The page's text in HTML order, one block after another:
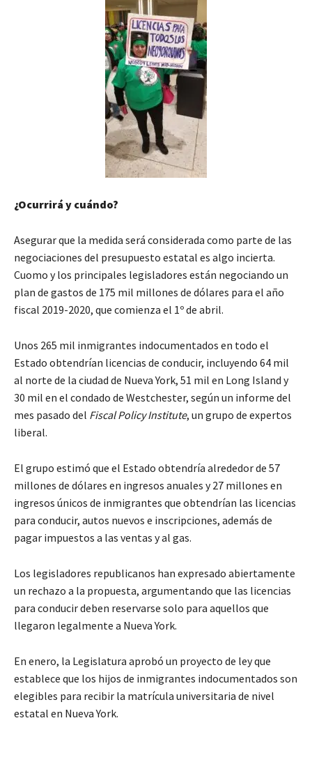
¿Ocurrirá y cuándo?
Asegurar que la medida será considerada como parte de las
negociaciones del presupuesto estatal es algo incierta.
Cuomo y los principales legisladores están negociando un
plan de gastos de 175 mil millones de dólares para el año
fiscal 2019-2020, que comienza el 1º de abril.
Unos 265 mil inmigrantes indocumentados en todo el
Estado obtendrían licencias de conducir, incluyendo 64 mil
al norte de la ciudad de Nueva York, 51 mil en Long Island y
30 mil en el condado de Westchester, según un informe del
mes pasado del Fiscal Policy Institute, un grupo de expertos
liberal.
El grupo estimó que el Estado obtendría alrededor de 57
millones de dólares en ingresos anuales y 27 millones en
ingresos únicos de inmigrantes que obtendrían las licencias
para conducir, autos nuevos e inscripciones, además de
pagar impuestos a las ventas y al gas.
Los legisladores republicanos han expresado abiertamente
un rechazo a la propuesta, argumentando que las licencias
para conducir deben reservarse solo para aquellos que
llegaron legalmente a Nueva York.
En enero, la Legislatura aprobó un proyecto de ley que
establece que los hijos de inmigrantes indocumentados son
elegibles para recibir la matrícula universitaria de nivel
estatal en Nueva York.